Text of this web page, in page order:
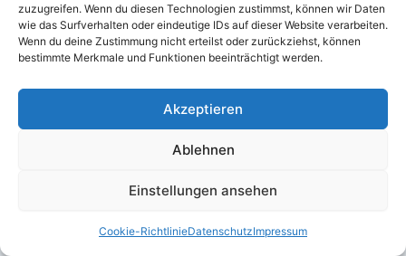
zuzugreifen. Wenn du diesen Technologien zustimmst, können wir Daten
wie das Surfverhalten oder eindeutige IDs auf dieser Website verarbeiten.
Wenn du deine Zustimmung nicht erteilst oder zurückziehst, können
bestimmte Merkmale und Funktionen beeinträchtigt werden.
Akzeptieren
Ablehnen
Einstellungen ansehen
Cookie-RichtlinieDatenschutzImpressum
Impressum
Haftungsausschluss